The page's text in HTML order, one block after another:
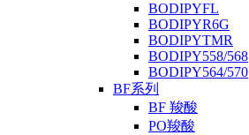
BODIPYFL
BODIPYR6G
BODIPYTMR
BODIPY558/568
BODIPY564/570
BF系列
BF 羧酸
PO羧酸